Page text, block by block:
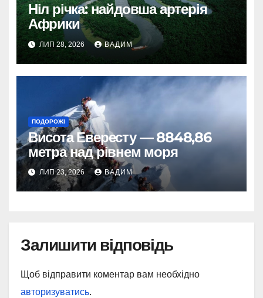
Ніл річка: найдовша артерія
Африки
ЛИП 28, 2026 ВАДИМ
ПОДОРОЖІ
Висота Евересту — 8848,86
метра над рівнем моря
ЛИП 23, 2026 ВАДИМ
Залишити відповідь
Щоб відправити коментар вам необхідно
авторизуватись.